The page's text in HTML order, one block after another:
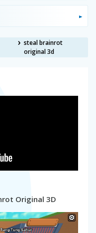
steal brainrot
original 3d
Original 3D